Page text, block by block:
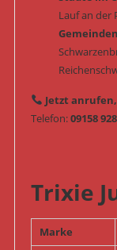
Lauf an der
Jetzt
Telefon:09158
Trixie
Marke